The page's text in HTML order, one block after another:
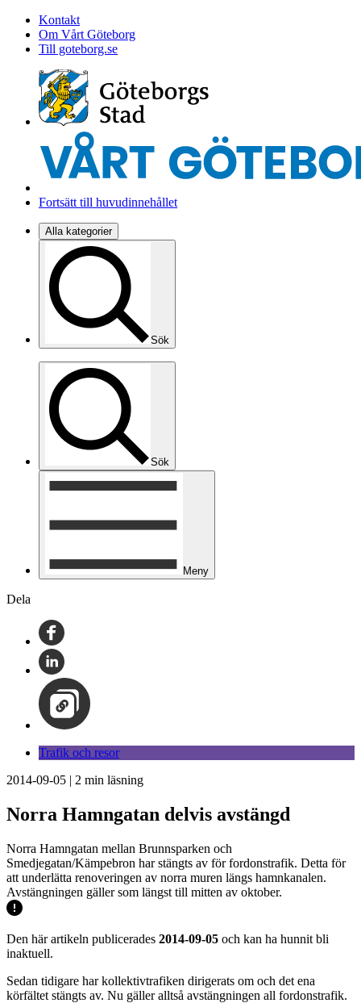
Kontakt
Om Vårt Göteborg
Till goteborg.se
Fortsätt till huvudinnehållet
Alla kategorier
Sök
Sök
Meny
Dela
Trafik och resor
2014-09-05 | 2 min läsning
Norra Hamngatan delvis avstängd
Norra Hamngatan mellan Brunnsparken och
Smedjegatan/Kämpebron har stängts av för fordonstrafik. Detta för
att underlätta renoveringen av norra muren längs hamnkanalen.
Avstängningen gäller som längst till mitten av oktober.
Den här artikeln publicerades 2014-09-05 och kan ha hunnit bli
inaktuell.
Sedan tidigare har kollektivtrafiken dirigerats om och det ena
körfältet stängts av. Nu gäller alltså avstängningen all fordonstrafik.